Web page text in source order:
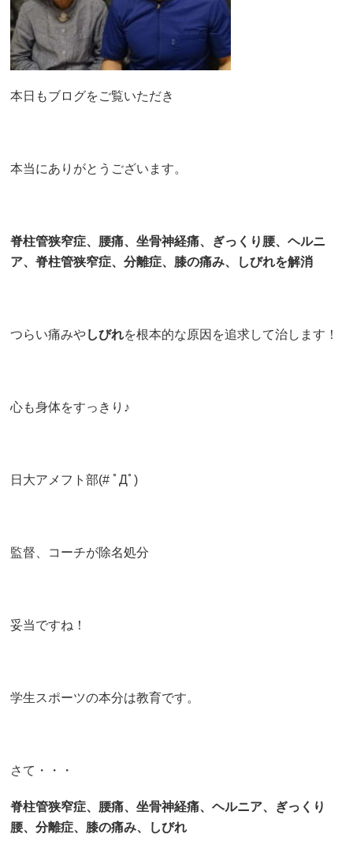
本日もブログをご覧いただき
本当にありがとうございます。
脊柱管狭窄症、腰痛、坐骨神経痛、ぎっくり腰、ヘルニ
ア、脊柱管狭窄症、分離症、膝の痛み、しびれを解消
つらい痛みやしびれを根本的な原因を追求して治します！
心も身体をすっきり♪
日大アメフト部(# ﾟДﾟ)
監督、コーチが除名処分
妥当ですね！
学生スポーツの本分は教育です。
さて・・・
脊柱管狭窄症、腰痛、坐骨神経痛、ヘルニア、ぎっくり
腰、分離症、膝の痛み、しびれ